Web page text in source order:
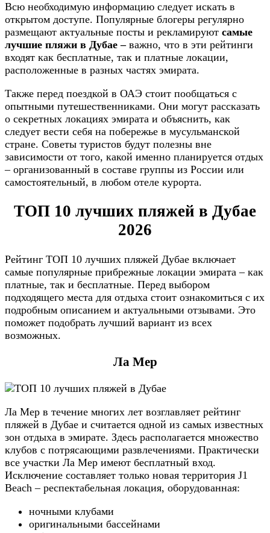
Всю необходимую информацию следует искать в
открытом доступе. Популярные блогеры регулярно
размещают актуальные посты и рекламируют самые
лучшие пляжи в Дубае – важно, что в эти рейтинги
входят как бесплатные, так и платные локации,
расположенные в разных частях эмирата.
Также перед поездкой в ОАЭ стоит пообщаться с
опытными путешественниками. Они могут рассказать
о секретных локациях эмирата и объяснить, как
следует вести себя на побережье в мусульманской
стране. Советы туристов будут полезны вне
зависимости от того, какой именно планируется отдых
– организованный в составе группы из России или
самостоятельный, в любом отеле курорта.
ТОП 10 лучших пляжей в Дубае
2026
Рейтинг ТОП 10 лучших пляжей Дубае включает
самые популярные прибрежные локации эмирата – как
платные, так и бесплатные. Перед выбором
подходящего места для отдыха стоит ознакомиться с их
подробным описанием и актуальными отзывами. Это
поможет подобрать лучший вариант из всех
возможных.
Ла Мер
Ла Мер в течение многих лет возглавляет рейтинг
пляжей в Дубае и считается одной из самых известных
зон отдыха в эмирате. Здесь располагается множество
клубов с потрясающими развлечениями. Практически
все участки Ла Мер имеют бесплатный вход.
Исключение составляет только новая территория J1
Beach – респектабельная локация, оборудованная:
ночными клубами
оригинальными бассейнами